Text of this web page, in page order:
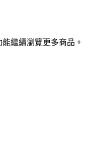
繼續瀏覽更多商品。